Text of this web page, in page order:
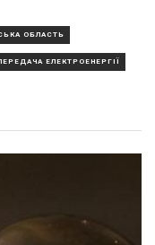
ОБЛАСТЬ
ЕЛЕКТРОЕНЕРГІЇ